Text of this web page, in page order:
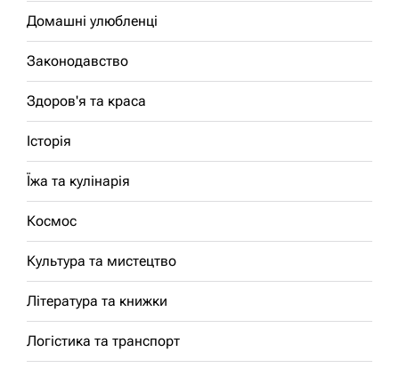
Домашні улюбленці
Законодавство
Здоров'я та краса
Історія
Їжа та кулінарія
Космос
Культура та мистецтво
Література та книжки
Логістика та транспорт